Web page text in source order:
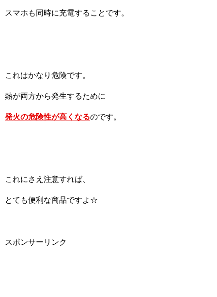
スマホも同時に充電することです。
これはかなり危険です。
熱が両方から発生するために
発火の危険性が高くなるのです。
これにさえ注意すれば、
とても便利な商品ですよ☆
スポンサーリンク